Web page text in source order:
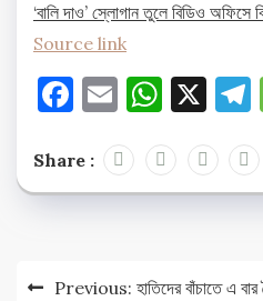
‘বালি দাও’ স্লোগান তুলে বিডিও অফিসে
Source link
Facebook
EmailX
Share :
PostPrevious: হাতিদের বাঁচাতে এ